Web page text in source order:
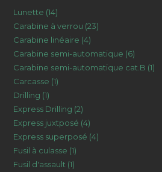
Lunette 1414
produits
Carabine à verrou 2323
Carabine linéaire 44
produits
Carabine semi-automatique 66
produits
Carabine semi-automatique cat.B 11
Carcasse 11
Drilling 11
produit
Express Drilling 22
produits
Express juxtposé 44
produits
Express superposé 44
Fusil à culasse 11
produit
Fusil d'assault 11